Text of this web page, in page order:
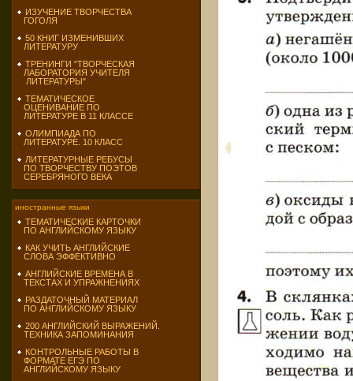
ИЗУЧЕНИЕ ТВОРЧЕСТВА
ГОГОЛЯ
50 КНИГ ИЗМЕНИВШИХ
ЛИТЕРАТУРУ
ТРЕНИНГИ "ТВОРЧЕСКАЯ
ЛАБОРАТОРИЯ УЧИТЕЛЯ
ЛИТЕРАТУРЫ"
ТЕМАТИЧЕСКОЕ
ОЦЕНИВАНИЕ ПО
ЛИТЕРАТУРЕ В 11 КЛАССЕ
ОЛИМПИАДА ПО
ЛИТЕРАТУРЕ. 10 КЛАСС
ЛИТЕРАТУРНЫЕ РЕБУСЫ
ПО ТВОРЧЕСТВУ ПОЭТОВ
СЕРЕБРЯНОГО ВЕКА
иностранные языки
ТЕМАТИЧЕСКИЕ КАРТОЧКИ
ПО АНГЛИЙСКОМУ ЯЗЫКУ
КАК УЧИТЬ АНГЛИЙСКИЕ
СЛОВА ЭФФЕКТИВНО
АНГЛИЙСКИЕ ВРЕМЕНА В
ТЕКСТАХ И УПРАЖНЕНИЯХ
РАЗДАТОЧНЫЙ МАТЕРИАЛ
ПО АНГЛИЙСКОМУ ЯЗЫКУ
200 АНГЛИЙСКИЙ ВЫРАЖЕНИЙ.
ТЕХНИКА ЗАПОМИНАНИЯ
КОНТРОЛЬНЫЕ РАБОТЫ В
ФОРМАТЕ ЕГЭ ПО
АНГЛИЙСКОМУ ЯЗЫКУ